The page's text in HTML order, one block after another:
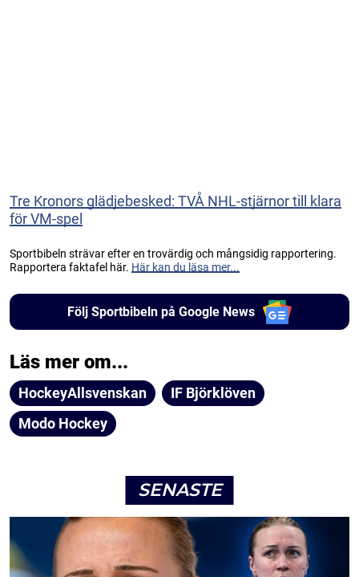
Tre Kronors glädjebesked: TVÅ NHL-stjärnor till klara
för VM-spel
Sportbibeln strävar efter en trovärdig och mångsidig rapportering.
Rapportera faktafel här. Här kan du läsa mer...
Följ Sportbibeln på Google News
Läs mer om...
HockeyAllsvenskan
IF Björklöven
Modo Hockey
SENASTE